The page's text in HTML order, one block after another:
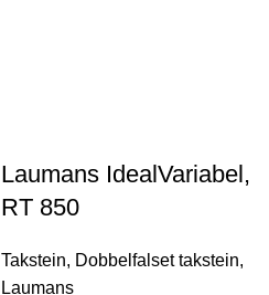
Laumans IdealVariabel,
RT 850
Takstein, Dobbelfalset takstein,
Laumans